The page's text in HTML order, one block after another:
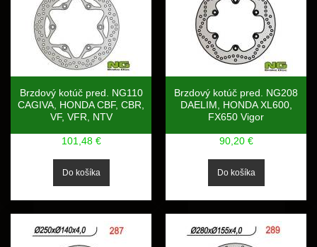
Brzdový kotúč pred. NG110
CAGIVA, HONDA CBF, CBR,
VF, VFR, NTV
101,48 €
Brzdový kotúč pred. NG208
DAELIM, HONDA XL600,
FX650 Vigor
90,20 €